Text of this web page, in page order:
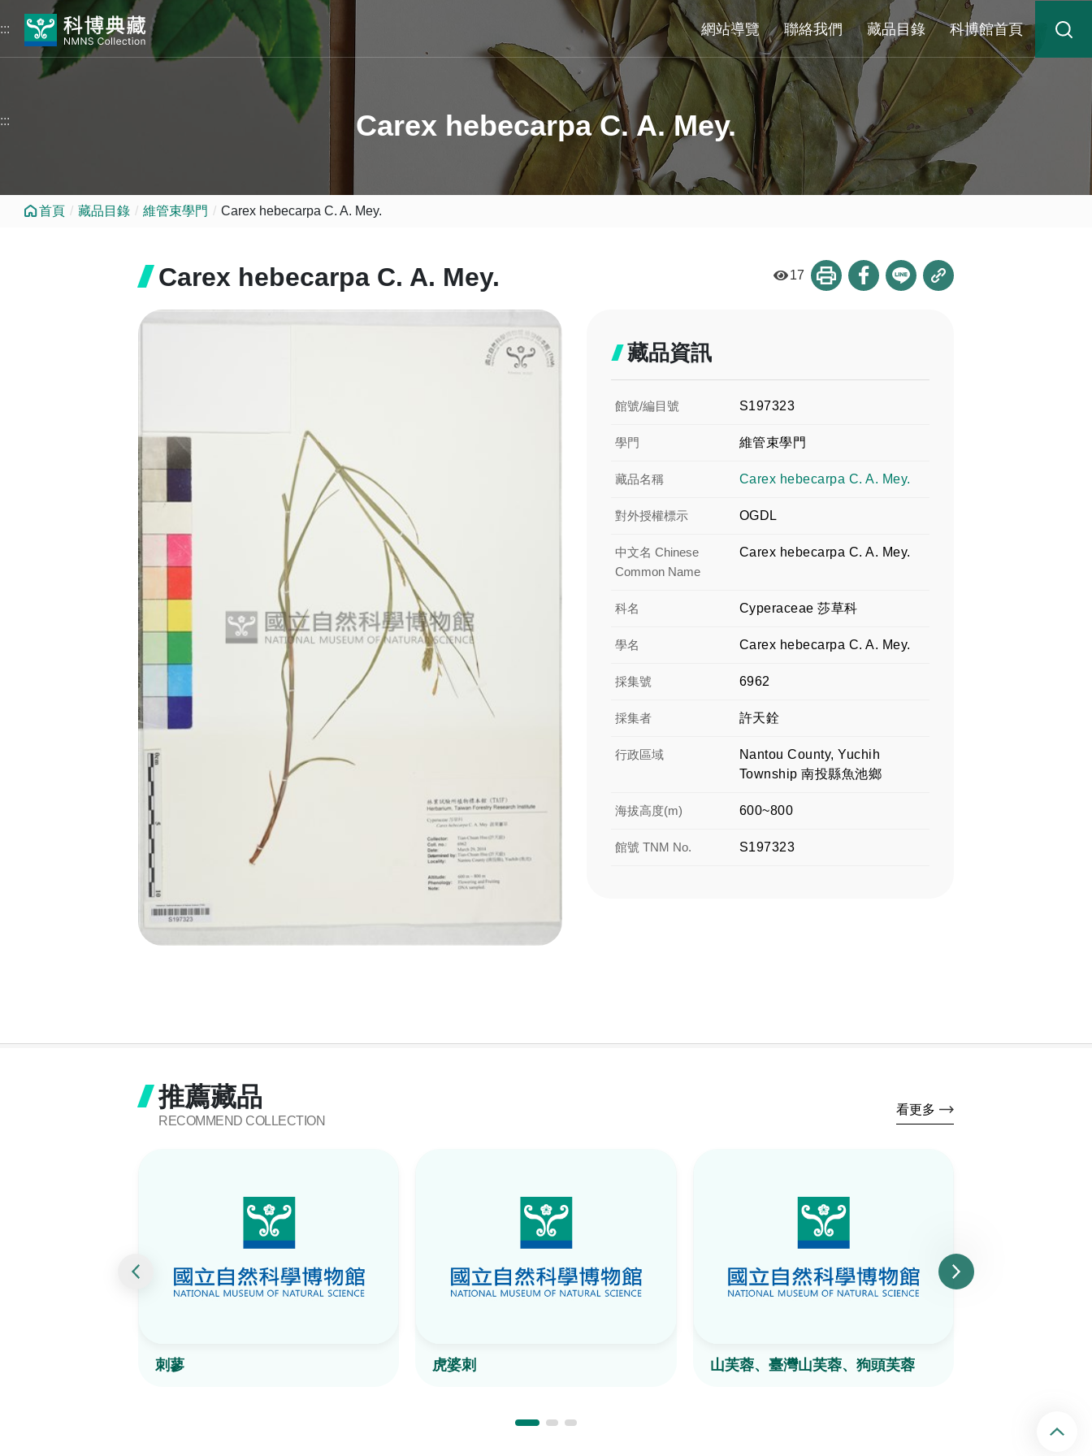
跳到中央內容區塊
:::
網站導覽 聯絡我們 藏品目錄 科博館首頁
Carex hebecarpa C. A. Mey.
:::
首頁 藏品目錄 維管束學門 Carex hebecarpa C. A. Mey.
Carex hebecarpa C. A. Mey. 17
藏品資訊
館號/編目號 S197323
學門 維管束學門
藏品名稱 Carex hebecarpa C. A. Mey.
對外授權標示 OGDL
中文名 Chinese
Common Name
Carex hebecarpa C. A. Mey.
科名 Cyperaceae 莎草科
學名 Carex hebecarpa C. A. Mey.
採集號 6962
採集者 許天銓
行政區域
Nantou County, Yuchih
Township 南投縣魚池鄉
海拔高度(m) 600~800
館號 TNM No. S197323
推薦藏品
RECOMMEND COLLECTION
看更多
刺蓼 虎婆刺 山芙蓉、臺灣山芙蓉、狗頭芙蓉
回頂端